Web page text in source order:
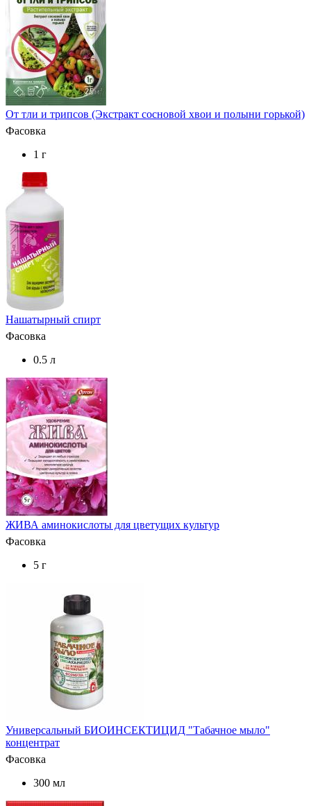
От тли и трипсов (Экстракт сосновой хвои и полыни горькой)
Фасовка
1 г
Нашатырный спирт
Фасовка
0.5 л
ЖИВА аминокислоты для цветущих культур
Фасовка
5 г
Универсальный БИОИНСЕКТИЦИД "Табачное мыло"
концентрат
Фасовка
300 мл